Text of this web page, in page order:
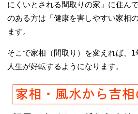
にくいとされる間取りの家」に住ん
のある方は「健康を害しやすい家相
ます。
そこで家相（間取り）を変えれば、
人生が好転するようになります。